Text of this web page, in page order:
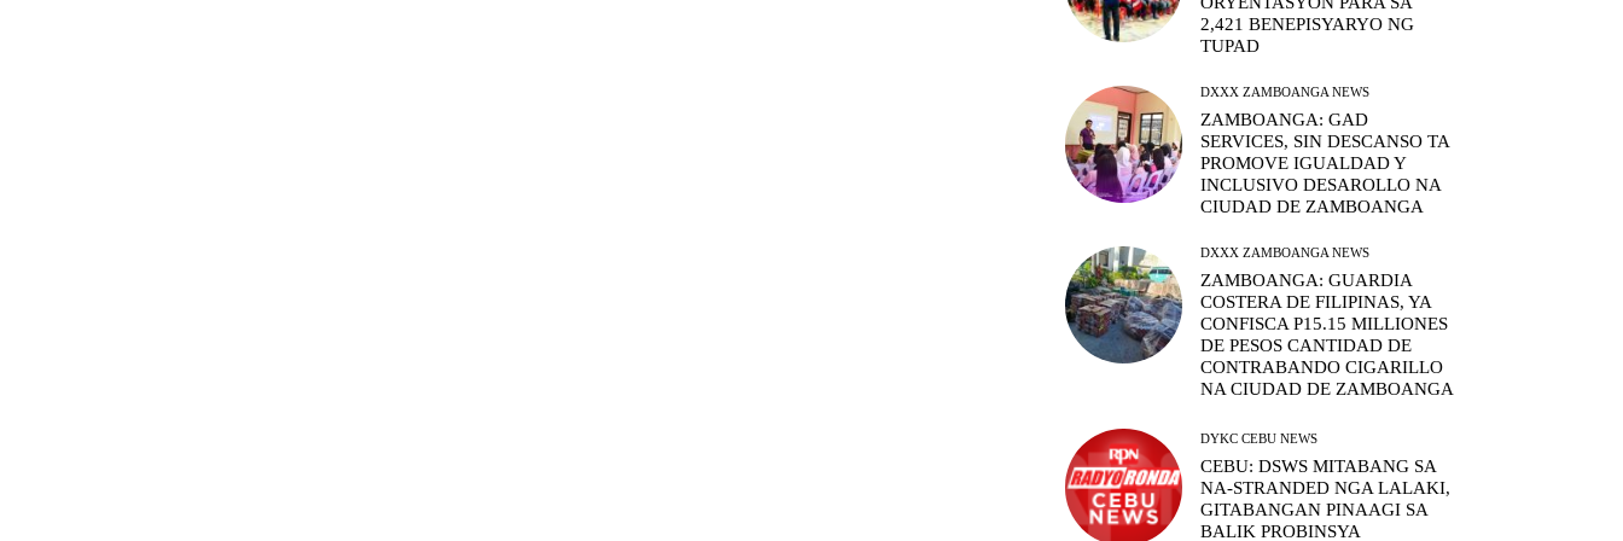
2,421 BENEPISYARYO NG
TUPAD
DXXX ZAMBOANGA NEWS
ZAMBOANGA: GAD
SERVICES, SIN DESCANSO TA
PROMOVE IGUALDAD Y
INCLUSIVO DESAROLLO NA
CIUDAD DE ZAMBOANGA
DXXX ZAMBOANGA NEWS
ZAMBOANGA: GUARDIA
COSTERA DE FILIPINAS, YA
CONFISCA P15.15 MILLIONES
DE PESOS CANTIDAD DE
CONTRABANDO CIGARILLO
NA CIUDAD DE ZAMBOANGA
DYKC CEBU NEWS
CEBU: DSWS MITABANG SA
NA-STRANDED NGA LALAKI,
GITABANGAN PINAAGI SA
BALIK PROBINSYA